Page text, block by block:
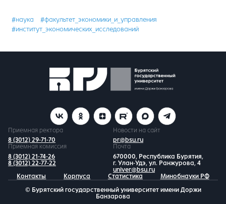
#наука
#факультет_экономики_и_управления
#институт_экономических_исследований
Приемная ректора
8 (3012) 29-71-70
Новости на сайт
pr@bsu.ru
Приемная комиссия
8 (3012) 21-74-26
8 (3012) 22-77-22
Почта
670000, Республика Бурятия,
г. Улан-Удэ, ул. Ранжурова, 4
univer@bsu.ru
Контакты
Корпуса Статистика Минобнауки РФ
© Бурятский государственный университет имени Доржи
Банзарова